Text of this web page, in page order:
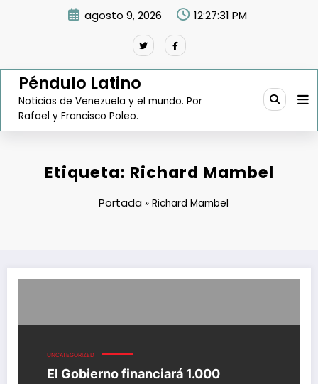
agosto 9, 2026 12:27:32 PM
Péndulo Latino
Noticias de Venezuela y el mundo. Por
Rafael y Francisco Poleo.
Etiqueta: Richard Mambel
Portada »Richard Mambel
UNCATEGORIZED
El Gobierno financiará 1.000